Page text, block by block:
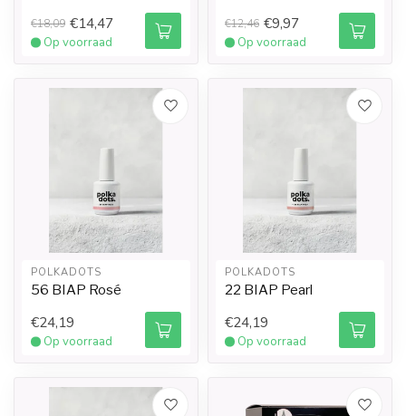
€18,09 €14,47
Op voorraad
€12,46 €9,97
Op voorraad
POLKADOTS
56 BIAP Rosé
€24,19
Op voorraad
POLKADOTS
22 BIAP Pearl
€24,19
Op voorraad